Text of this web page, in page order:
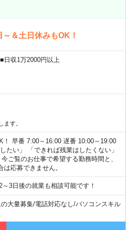
＆土日休みもOK！
収1万2000円以上
す。
早番 7:00～16:00 遅番 10:00～19:00
たい」 「できれば残業はしたくない」
ご覧のお仕事で希望する勤務時間と、
応募できません。
3日後の就業も相談可能です！
大量募集/電話対応なし/パソコンスキル